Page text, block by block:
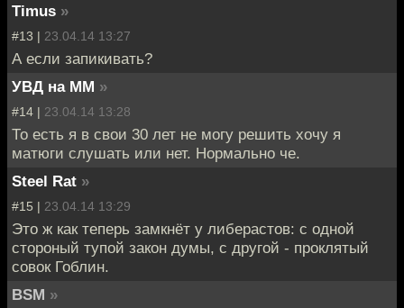
Timus »
#13 | 23.04.14 13:27
А если запикивать?
УВД на ММ »
#14 | 23.04.14 13:28
То есть я в свои 30 лет не могу решить хочу я
матюги слушать или нет. Нормально че.
Steel Rat »
#15 | 23.04.14 13:29
Это ж как теперь замкнёт у либерастов: с одной
стороный тупой закон думы, с другой - проклятый
совок Гоблин.
BSM »